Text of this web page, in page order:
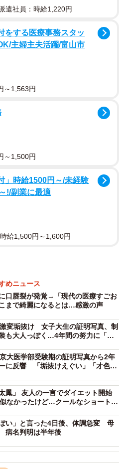
続いたある日、インターネッ
ていると、夜驚症（やきょう
が分かりました。これを知っ
の危険な病気などの兆候ではな
不満を抱きます。
症状なのでしょうか。小児科
た。
なのでしょうか。一般的な夜
い。
で泣いたり叫んだり、興奮し
害の一種です。子どもが完全
てから1～3時間以内の深い眠
が特徴です。
るように見えますが、呼びか
なると本人は覚えていないこ
などで落ち着くことが多いで
応が得られず、保護者が強い
ます。
遣社員：時給1,220円
をする医療事務スタッ
主婦主夫活躍/富山市
～1,563円
～1,500円
」時給1500円～/未経験
!/副業に最適
給1,500円～1,600円
めニュース
口唇裂が発覚→「現代の医療すごお
まで綺麗になるとは…感激の声
変垢抜け 女子大生の証明写真、制
も大人っぽく…4年間の努力に「尊
大医学部受験期の証明写真から2年
に反響 「垢抜けえぐい」「才色兼
鳳」 友人の一言でダイエット開始
なかったけど…クールなショートカ
い」と言った4日後、体調急変 母
病名判明は半年後